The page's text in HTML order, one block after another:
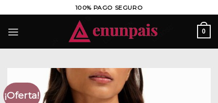
al
contenido
100% PAGO SEGURO
0
¡Oferta!